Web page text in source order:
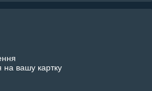
на вашу картку